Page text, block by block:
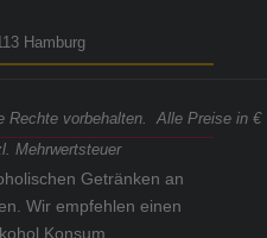
Hamburg
Rechte vorbehalten. Alle Preise in €
Mehrwertsteuer
Getränken an
Wir empfehlen einen
Konsum.